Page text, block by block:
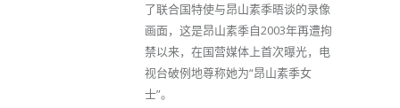
了联合国特使与昂山素季晤谈的录像
画面，这是昂山素季自2003年再遭拘
禁以来，在国营媒体上首次曝光，电
视台破例地尊称她为“昂山素季女
士”。